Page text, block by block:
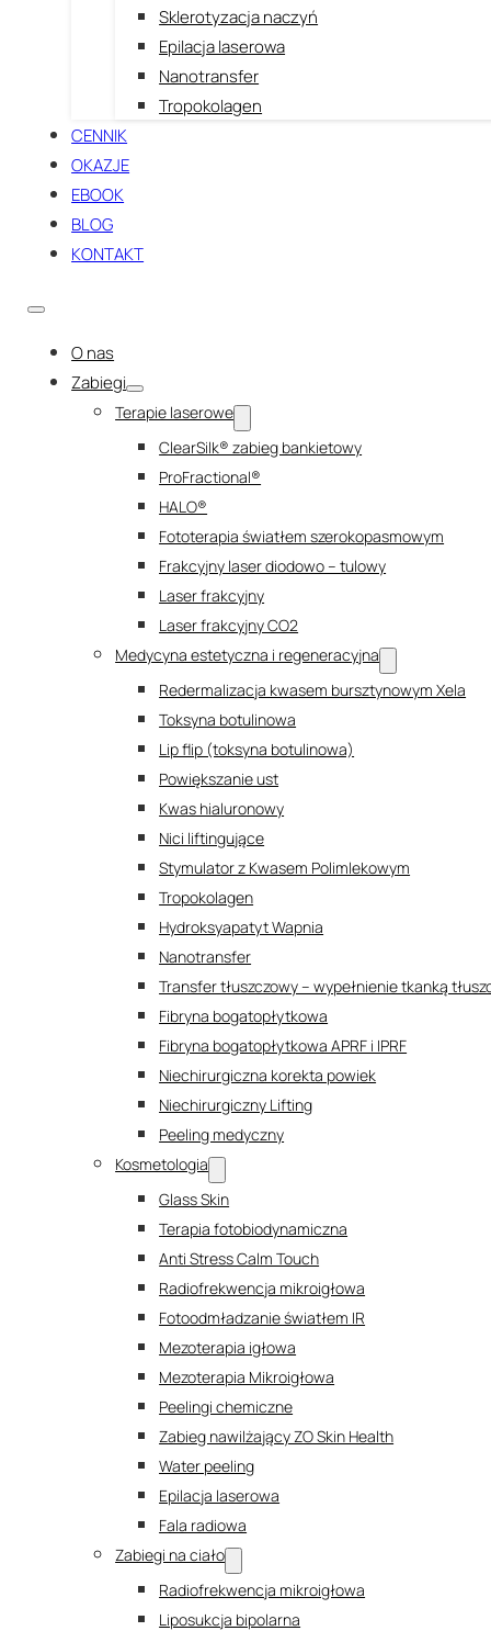
Sklerotyzacja naczyń
Epilacja laserowa
Nanotransfer
Tropokolagen
CENNIK
OKAZJE
EBOOK
BLOG
KONTAKT
O nas
Zabiegi
Terapie laserowe
ClearSilk® zabieg bankietowy
ProFractional®
HALO®
Fototerapia światłem szerokopasmowym
Frakcyjny laser diodowo – tulowy
Laser frakcyjny
Laser frakcyjny CO2
Medycyna estetyczna i regeneracyjna
Redermalizacja kwasem bursztynowym Xela
Toksyna botulinowa
Lip flip (toksyna botulinowa)
Powiększanie ust
Kwas hialuronowy
Nici liftingujące
Stymulator z Kwasem Polimlekowym
Tropokolagen
Hydroksyapatyt Wapnia
Nanotransfer
Transfer tłuszczowy – wypełnienie tkanką
Fibryna bogatopłytkowa
Fibryna bogatopłytkowa APRF i IPRF
Niechirurgiczna korekta powiek
Niechirurgiczny Lifting
Peeling medyczny
Kosmetologia
Glass Skin
Terapia fotobiodynamiczna
Anti Stress Calm Touch
Radiofrekwencja mikroigłowa
Fotoodmładzanie światłem IR
Mezoterapia igłowa
Mezoterapia Mikroigłowa
Peelingi chemiczne
Zabieg nawilżający ZO Skin Health
Water peeling
Epilacja laserowa
Fala radiowa
Zabiegi na ciało
Radiofrekwencja mikroigłowa
Liposukcja bipolarna